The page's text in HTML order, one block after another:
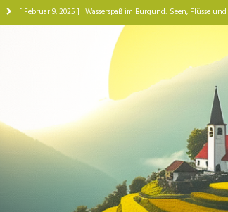
[ Februar 9, 2025 ] Wasserspaß im Burgund: Seen, Flüsse
UNVERGESSLICHE REISEERLEBNISSE
Wellness-Auszeit in Burgund: Spa,
REISETIPPS UND VERBORGENE SCHÄTZE
Gastronomische Exzellenz im Burgund:
FRANKREICH ENTDECKEN: REISETIPPS UND
[ Februar 6, 2025 ]
Handwerkskunst und traditionelle
FRANKREICH ENTDECKEN: REISETIPPS UND
[ Februar 10, 2025 ]
Romantische Auszeit im Burgund: